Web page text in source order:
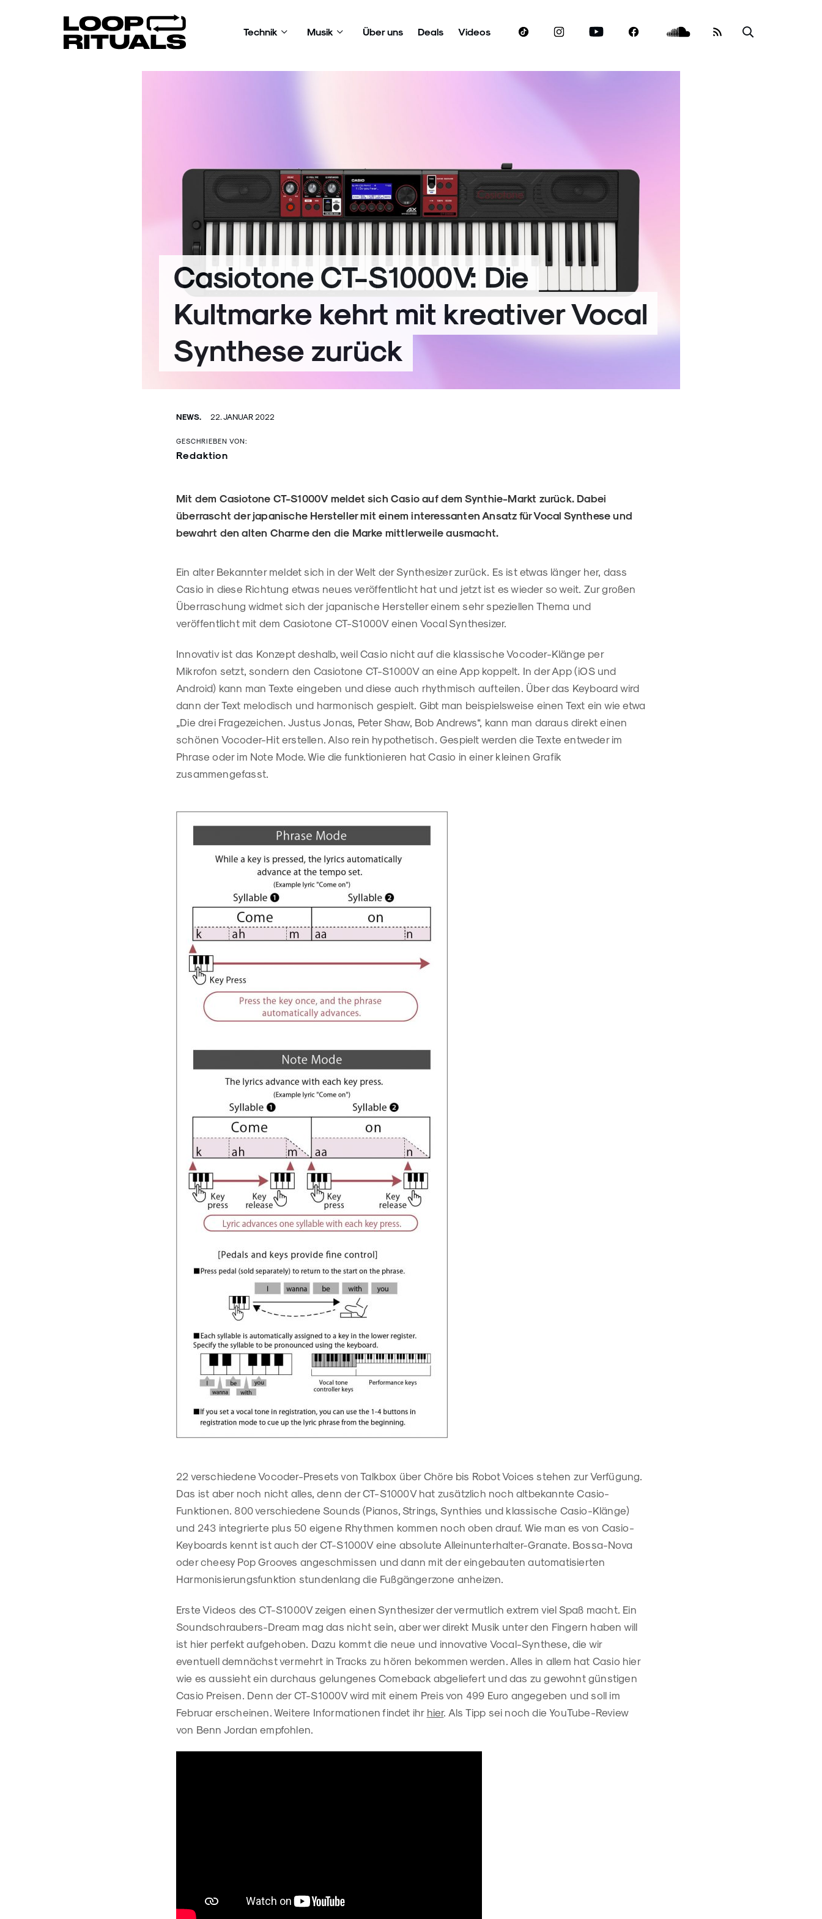
Technik Musik Über uns Deals Videos
Casiotone CT-S1000V: Die
Kultmarke kehrt mit kreativer Vocal
Synthese zurück
NEWS. 22. JANUAR 2022
GESCHRIEBEN VON:
Redaktion
Mit dem Casiotone CT-S1000V meldet sich Casio auf dem Synthie-Markt zurück. Dabei
überrascht der japanische Hersteller mit einem interessanten Ansatz für Vocal Synthese und
bewahrt den alten Charme den die Marke mittlerweile ausmacht.
Ein alter Bekannter meldet sich in der Welt der Synthesizer zurück. Es ist etwas länger her, dass
Casio in diese Richtung etwas neues veröffentlicht hat und jetzt ist es wieder so weit. Zur großen
Überraschung widmet sich der japanische Hersteller einem sehr speziellen Thema und
veröffentlicht mit dem Casiotone CT-S1000V einen Vocal Synthesizer.
Innovativ ist das Konzept deshalb, weil Casio nicht auf die klassische Vocoder-Klänge per
Mikrofon setzt, sondern den Casiotone CT-S1000V an eine App koppelt. In der App (iOS und
Android) kann man Texte eingeben und diese auch rhythmisch aufteilen. Über das Keyboard wird
dann der Text melodisch und harmonisch gespielt. Gibt man beispielsweise einen Text ein wie etwa
„Die drei Fragezeichen. Justus Jonas, Peter Shaw, Bob Andrews“, kann man daraus direkt einen
schönen Vocoder-Hit erstellen. Also rein hypothetisch. Gespielt werden die Texte entweder im
Phrase oder im Note Mode. Wie die funktionieren hat Casio in einer kleinen Grafik
zusammengefasst.
22 verschiedene Vocoder-Presets von Talkbox über Chöre bis Robot Voices stehen zur Verfügung.
Das ist aber noch nicht alles, denn der CT-S1000V hat zusätzlich noch altbekannte Casio-
Funktionen. 800 verschiedene Sounds (Pianos, Strings, Synthies und klassische Casio-Klänge)
und 243 integrierte plus 50 eigene Rhythmen kommen noch oben drauf. Wie man es von Casio-
Keyboards kennt ist auch der CT-S1000V eine absolute Alleinunterhalter-Granate. Bossa-Nova
oder cheesy Pop Grooves angeschmissen und dann mit der eingebauten automatisierten
Harmonisierungsfunktion stundenlang die Fußgängerzone anheizen.
Erste Videos des CT-S1000V zeigen einen Synthesizer der vermutlich extrem viel Spaß macht. Ein
Soundschraubers-Dream mag das nicht sein, aber wer direkt Musik unter den Fingern haben will
ist hier perfekt aufgehoben. Dazu kommt die neue und innovative Vocal-Synthese, die wir
eventuell demnächst vermehrt in Tracks zu hören bekommen werden. Alles in allem hat Casio hier
wie es aussieht ein durchaus gelungenes Comeback abgeliefert und das zu gewohnt günstigen
Casio Preisen. Denn der CT-S1000V wird mit einem Preis von 499 Euro angegeben und soll im
Februar erscheinen. Weitere Informationen findet ihr hier. Als Tipp sei noch die YouTube-Review
von Benn Jordan empfohlen.